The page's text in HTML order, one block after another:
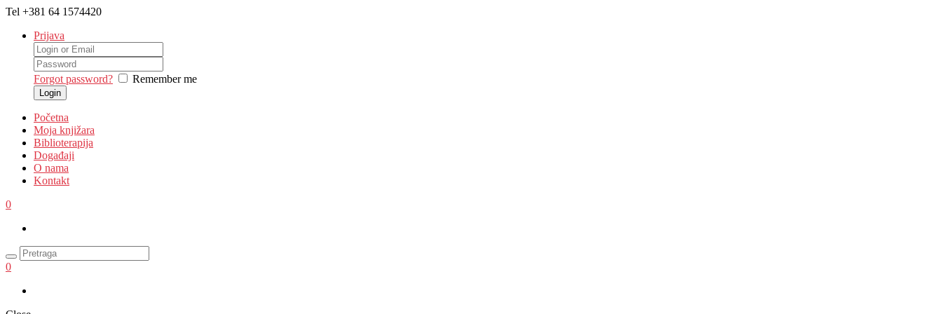
Tel +381 64 1574420
Prijava
Forgot password? Remember me
Početna
Moja knjižara
Biblioterapija
Događaji
O nama
Kontakt
0
0